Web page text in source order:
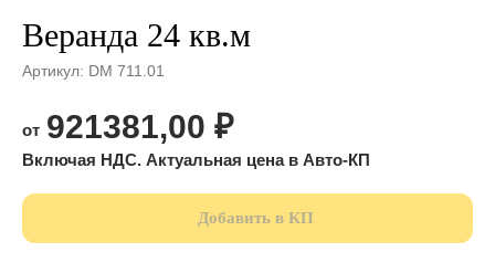
Веранда 24 кв.м
Артикул: DM 711.01
921381,00 ₽
Добавить в КП